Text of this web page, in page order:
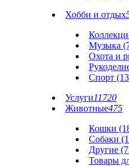
Хобби и отдых
Музыка
Охота и
Спорт
Услуги11720
Животные475
Кошки
Собаки
Другие
Товары